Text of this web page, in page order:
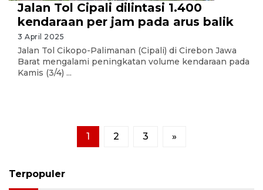
Jalan Tol Cipali dilintasi 1.400
kendaraan per jam pada arus balik
3 April 2025
Jalan Tol Cikopo-Palimanan (Cipali) di Cirebon Jawa
Barat mengalami peningkatan volume kendaraan pada
Kamis (3/4) ...
1 2 3 »
Terpopuler